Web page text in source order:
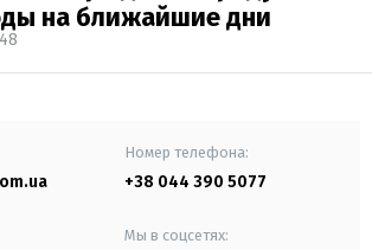
на ближайшие дни
Номер телефона:
+38 044 390 5077
Мы в соцсетях: